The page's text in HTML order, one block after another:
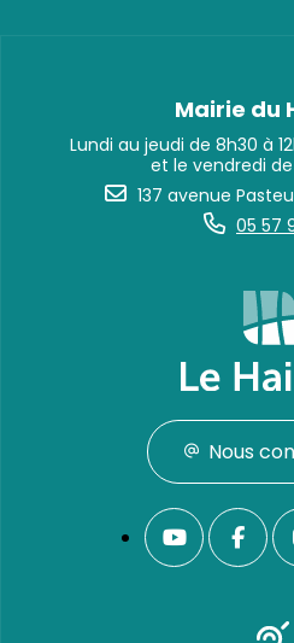
Mairie du
Lundi au jeudi de 8h30 à
et le vendredi de
137 avenue
05 57
Nous